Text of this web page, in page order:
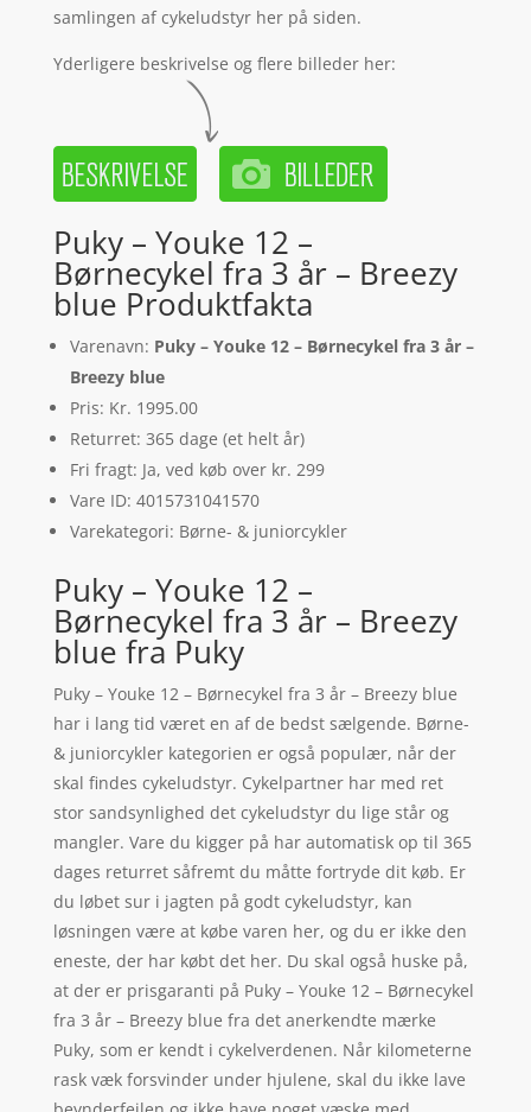
samlingen af cykeludstyr her på siden.
Yderligere beskrivelse og flere billeder her:
Puky – Youke 12 –
Børnecykel fra 3 år – Breezy
blue Produktfakta
Varenavn: Puky – Youke 12 – Børnecykel fra 3 år –
Breezy blue
Pris: Kr. 1995.00
Returret: 365 dage (et helt år)
Fri fragt: Ja, ved køb over kr. 299
Vare ID: 4015731041570
Varekategori: Børne- & juniorcykler
Puky – Youke 12 –
Børnecykel fra 3 år – Breezy
blue fra Puky
Puky – Youke 12 – Børnecykel fra 3 år – Breezy blue
har i lang tid været en af de bedst sælgende. Børne-
& juniorcykler kategorien er også populær, når der
skal findes cykeludstyr. Cykelpartner har med ret
stor sandsynlighed det cykeludstyr du lige står og
mangler. Vare du kigger på har automatisk op til 365
dages returret såfremt du måtte fortryde dit køb. Er
du løbet sur i jagten på godt cykeludstyr, kan
løsningen være at købe varen her, og du er ikke den
eneste, der har købt det her. Du skal også huske på,
at der er prisgaranti på Puky – Youke 12 – Børnecykel
fra 3 år – Breezy blue fra det anerkendte mærke
Puky, som er kendt i cykelverdenen. Når kilometerne
rask væk forsvinder under hjulene, skal du ikke lave